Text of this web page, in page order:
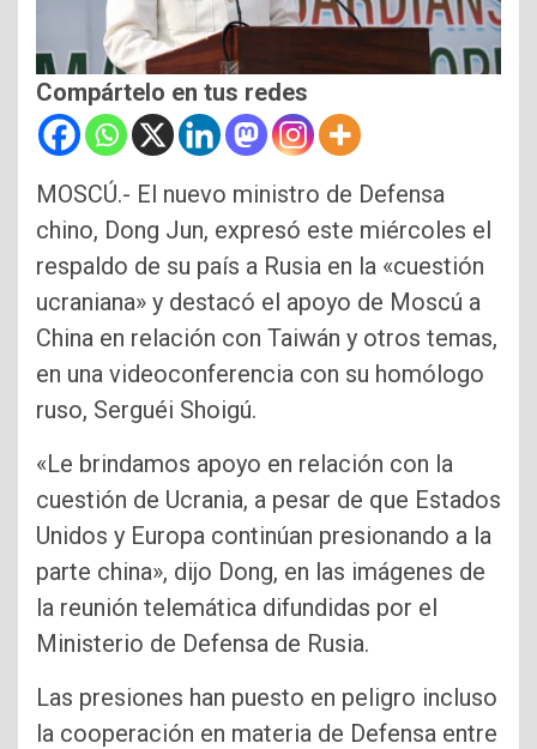
Compártelo en tus redes
MOSCÚ.- El nuevo ministro de Defensa
chino, Dong Jun, expresó este miércoles el
respaldo de su país a Rusia en la «cuestión
ucraniana» y destacó el apoyo de Moscú a
China en relación con Taiwán y otros temas,
en una videoconferencia con su homólogo
ruso, Serguéi Shoigú.
«Le brindamos apoyo en relación con la
cuestión de Ucrania, a pesar de que Estados
Unidos y Europa continúan presionando a la
parte china», dijo Dong, en las imágenes de
la reunión telemática difundidas por el
Ministerio de Defensa de Rusia.
Las presiones han puesto en peligro incluso
la cooperación en materia de Defensa entre